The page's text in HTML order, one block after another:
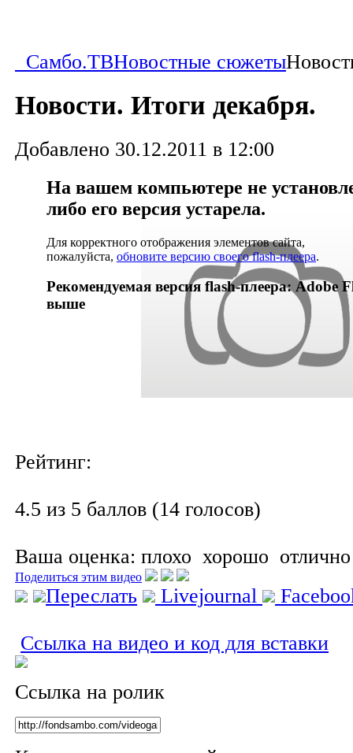
Самбо.ТВНовостные сюжеты
Новости. Итоги декабря.
Добавлено 30.12.2011 в 12:00
На вашем компьютере не
либо его версия устарела.
Для корректного отображения элементов сайта,
пожалуйста, обновите версию своего flash-плеера.
Рекомендуемая версия flash-плеера: Adobe
выше
Рейтинг:
4.5 из 5 баллов (14 голосов)
Ваша оценка: плохо хорошо отлично
Поделиться этим видео
Переслать Livejournal
Ссылка на видео и код для вставки
Ссылка на ролик